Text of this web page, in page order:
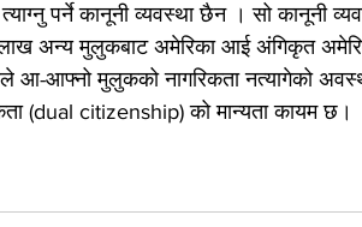
पर्ने कानूनी व्यवस्था छैन । सो कानूनी
लाख अन्य मुलुकबाट अमेरिका आई अंगिकृत
आ-आफ्नो मुलुकको नागरिकता नत्यागेको
(dual citizenship) को मान्यता कायम छ।